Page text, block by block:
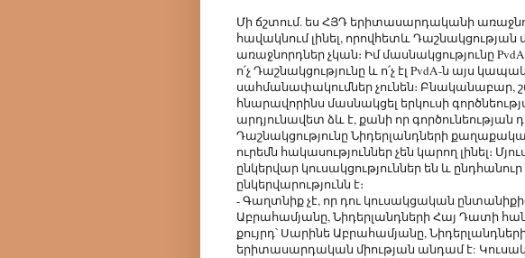
Մի ճշտում. ես ՀՅԴ երիտասարդականի
հավակնում լինել, որովհետև
առաջնորդներ չկան։ Իմ մասնակցությունը
ո՛չ Դաշնակցությունը և ո՛չ էլ PvdA-ն այս
սահմանափակումներ չունեն։ Բնականաբար,
հնարավորինս մասնակցել երկուսի
արդյունավետ ձև է, քանի որ գործունեության
Դաշնակցությունը Նիդերլանդների
ուրեմն հակասություններ չեն կարող լինել։
ընկերվար կուսակցություններ են և
ընկերվարությունն է։
- Գաղտնիք չէ, որ դու կուսակցական
Աբրահամյանը, Նիդերլանդների Հայ Դատի
քույրդ՝ Սարինե Աբրահամյանը,
երիտասարդական միության անդամ է: